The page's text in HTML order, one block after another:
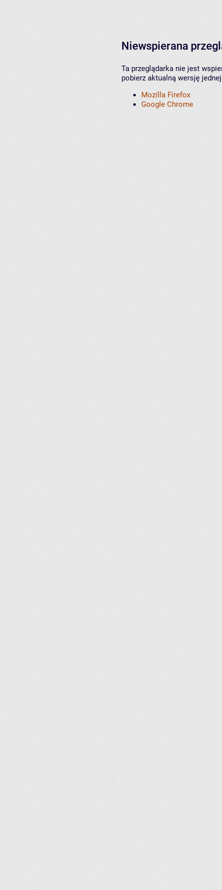
Niewspierana
Ta przeglądarka nie jest
pobierz aktualną wersję
Mozilla Firefox
Google Chrome